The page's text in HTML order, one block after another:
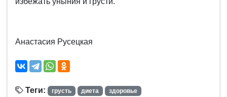
Анастасия Русецкая
Теги: грусть диета здоровье